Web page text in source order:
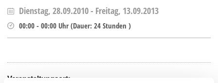
Dienstag, 28.09.2010- Freitag, 13.09.2013
00:00 - 00:00 Uhr (Dauer: 24 Stunden )
Veranstaltungsort: